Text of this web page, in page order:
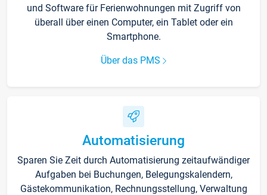
und Software für Ferienwohnungen mit Zugriff von
überall über einen Computer, ein Tablet oder ein
Smartphone.
Über das PMS
Automatisierung
Sparen Sie Zeit durch Automatisierung zeitaufwändiger
Aufgaben bei Buchungen, Belegungskalendern,
Gästekommunikation, Rechnungsstellung, Verwaltung